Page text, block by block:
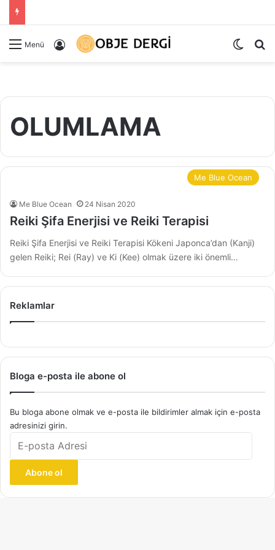
Menü Kayıt Ol Dış
OLUMLAMA
Me Blue Ocean
Me Blue Ocean 24 Nisan 2020
Reiki Şifa Enerjisi ve Reiki Terapisi
Reiki Şifa Enerjisi ve Reiki Terapisi Kökeni Japonca’dan (Kanji)
gelen Reiki; Rei (Ray) ve Ki (Kee) olmak üzere iki önemli…
Reklamlar
Bloga e-posta ile abone ol
Bu bloga abone olmak ve e-posta ile bildirimler almak için e-posta
adresinizi girin.
posta
Abone ol